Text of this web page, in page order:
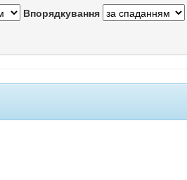
Впорядкування